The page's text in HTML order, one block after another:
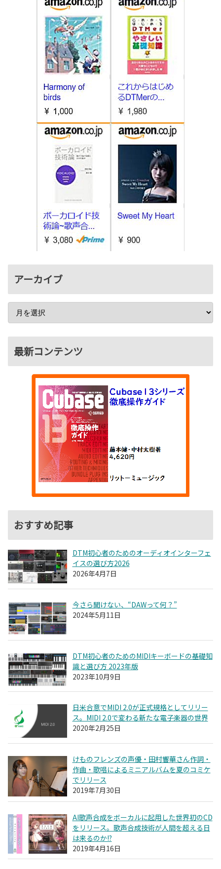
アーカイブ
最新コンテンツ
おすすめ記事
DTM初心者のためのオーディオインターフェ
イスの選び方2026
2026年4月7日
今さら聞けない、“DAWって何？”
2024年5月11日
DTM初心者のためのMIDIキーボードの基礎知
識と選び方 2023年版
2023年10月9日
日米合意でMIDI 2.0が正式規格としてリリー
ス。MIDI 2.0で変わる新たな電子楽器の世界
2020年2月25日
けものフレンズの声優・田村響華さん作詞・
作曲・歌唱によるミニアルバムを夏のコミケ
でリリース
2019年7月30日
AI歌声合成をボーカルに起用した世界初のCD
をリリース。歌声合成技術が人間を超える日
は来るのか!?
2019年4月16日